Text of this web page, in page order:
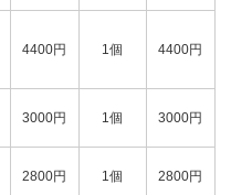
4400円 1個 4400円
3000円 1個 3000円
2800円 1個 2800円